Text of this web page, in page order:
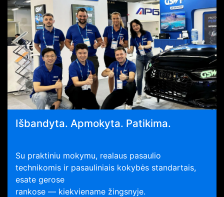
Išbandyta. Apmokyta. Patikima.
Su praktiniu mokymu, realaus pasaulio
technikomis ir pasauliniais kokybės standartais,
esate gerose
rankose — kiekviename žingsnyje.